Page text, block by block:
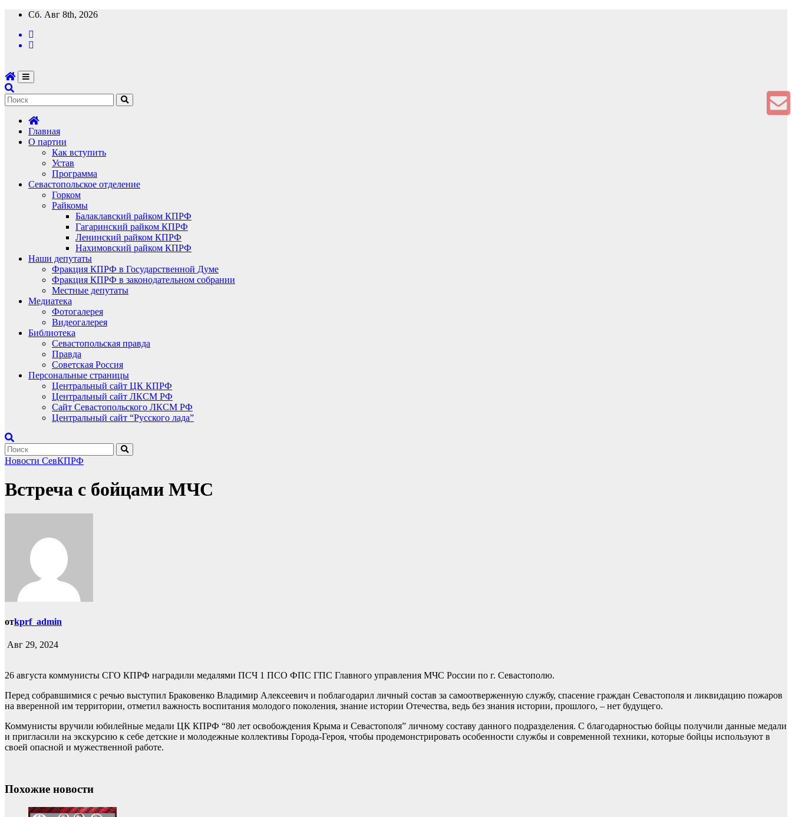
Перейти
содержимому
Сб. Авг 8th, 2026
Главная
О партии
Как вступить
Устав
Программа
Севастопольское отделение
Горком
Райкомы
Балаклавский райком КПРФ
Гагаринский райком КПРФ
Ленинский райком КПРФ
Нахимовский райком КПРФ
Наши депутаты
Фракция КПРФ в Государственной Думе
Фракция КПРФ в законодательном собрании
Местные депутаты
Медиатека
Фотогалерея
Видеогалерея
Библиотека
Севастопольская правда
Правда
Советская Россия
Персональные страницы
Центральный сайт ЦК КПРФ
Центральный сайт ЛКСМ РФ
Сайт Севастопольского ЛКСМ РФ
Центральный сайт “Русского лада”
Новости СевКПРФ
Встреча с бойцами МЧС
отkprf_admin
Авг 29, 2024
26 августа коммунисты СГО КПРФ наградили медалями ПСЧ 1 ПСО ФПС ГПС Главного управления МЧС России по г. Севастополю.
Перед собравшимися с речью выступил Браковенко Владимир Алексеевич и поблагодарил личный состав за самоотверженную службу, спасение граждан Севастополя и ликвидацию пожаров
на вверенной им территории, отметил важность воспитания молодого поколения, знание истории Отечества, ведь без знания истории, прошлого, – нет будущего.
Коммунисты вручили юбилейные медали ЦК КПРФ “80 лет освобождения Крыма и Севастополя” личному составу данного подразделения. С благодарностью бойцы получили данные медали
и пригласили на экскурсию к себе детские и молодежные коллективы Города-Героя, чтобы продемонстрировать особенности службы и современной техники, которые бойцы используют в
своей опасной и мужественной работе.
Похожие новости